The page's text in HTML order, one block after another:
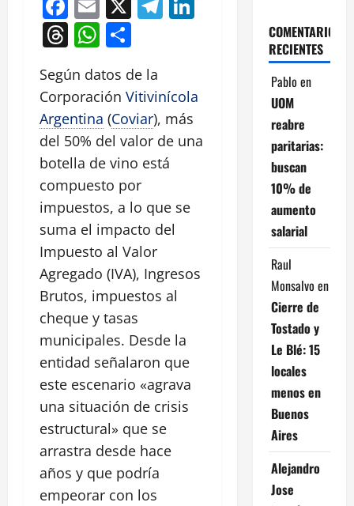
Threads
WhatsApp
Según datos de la
Corporación Vitivinícola
Argentina (Coviar), más
del 50% del valor de una
botella de vino está
compuesto por
impuestos, a lo que se
suma el impacto del
Impuesto al Valor
Agregado (IVA), Ingresos
Brutos, impuestos al
cheque y tasas
municipales. Desde la
entidad señalaron que
este escenario «agrava
una situación de crisis
estructural» que se
arrastra desde hace
años y que podría
empeorar con los
COMENTARIOS
RECIENTES
Pablo en
UOM
reabre
paritarias:
buscan
10% de
aumento
salarial
Raul
Monsalvo en
Cierre de
Tostado y
Le Blé: 15
locales
menos en
Buenos
Aires
Alejandro
Jose